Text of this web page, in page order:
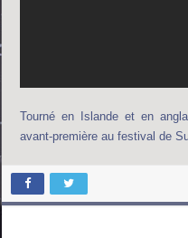
Tourné en Islande et en
avant-première au festival de